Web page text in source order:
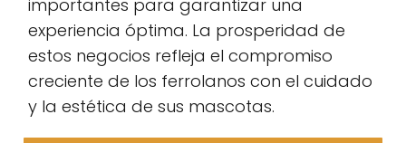
importantes para garantizar una
experiencia óptima. La prosperidad de
estos negocios refleja el compromiso
creciente de los ferrolanos con el cuidado
y la estética de sus mascotas.